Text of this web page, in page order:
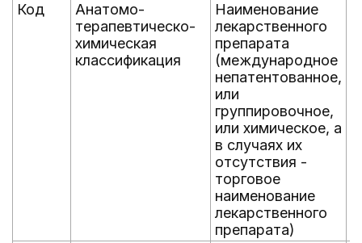
Код
Анатомо-
терапевтическо-
химическая
классификация
Наименование
лекарственного
препарата
(международное
непатентованное,
или
группировочное,
или химическое, а
в случаях их
отсутствия -
торговое
наименование
лекарственного
препарата)